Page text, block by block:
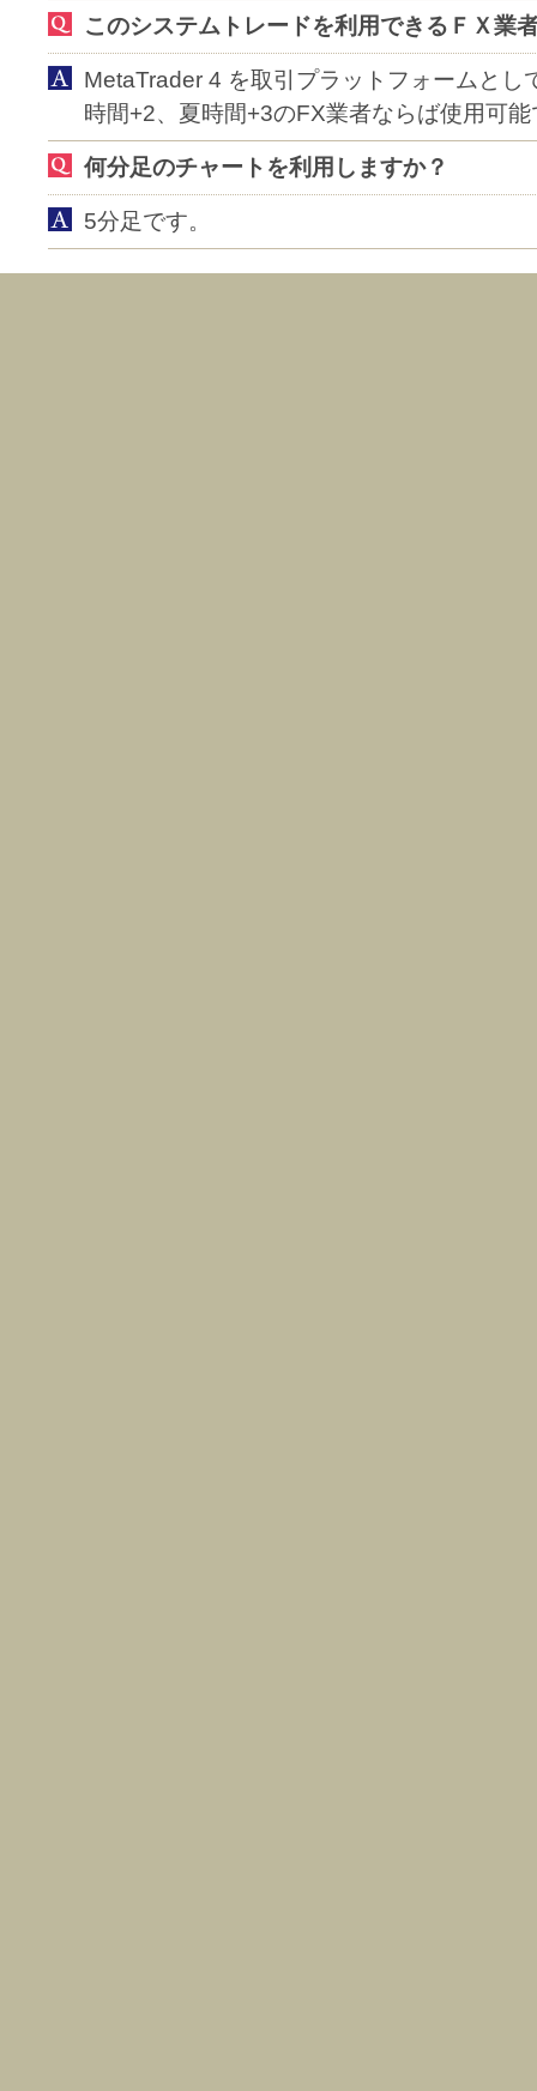
このシステムトレードを利用できるＦＸ業
MetaTrader 4 を取引プラットフォームとし
時間+2、夏時間+3のFX業者ならば使用可能
何分足のチャートを利用しますか？
5分足です。